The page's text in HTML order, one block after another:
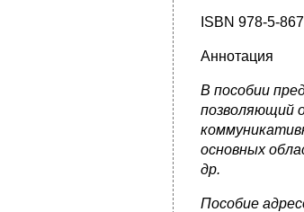
ISBN
Аннотация
В пособии
позволяющий
основных
др.
Пособие